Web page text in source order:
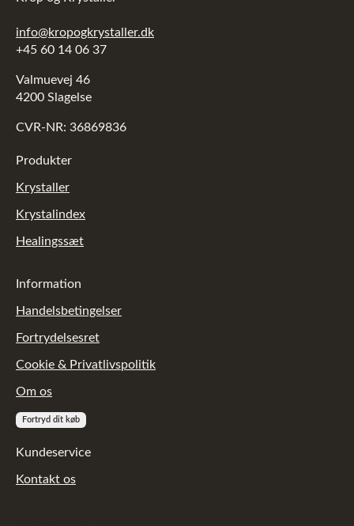
info@kropogkrystaller.dk
+45 60 14 06 37
Valmuevej 46
4200 Slagelse
CVR-NR: 36869836
Produkter
Krystaller
Krystalindex
Healingssæt
Information
Handelsbetingelser
Fortrydelsesret
Cookie & Privatlivspolitik
Om os
Fortryd dit køb
Kundeservice
Kontakt os